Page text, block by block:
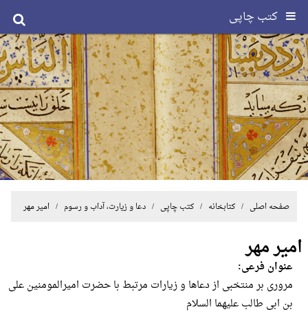
کتب چاپی
صفحه اصلی / کتابخانه /کتب چاپی /دعا و زیارت، آداب و رسوم / امیر مهر
امیر مهر
عنوان فرعی:
مروری بر منتخبی از دعاها و زیارات مرتبط با حضرت امیرالمومنین علی
بن ابی طالب علیهما السلام